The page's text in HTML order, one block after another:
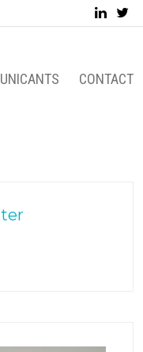
CONTACT